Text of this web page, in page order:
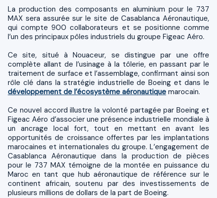
La production des composants en aluminium pour le 737
MAX sera assurée sur le site de Casablanca Aéronautique,
qui compte 900 collaborateurs et se positionne comme
l’un des principaux pôles industriels du groupe Figeac Aéro.
Ce site, situé à Nouaceur, se distingue par une offre
complète allant de l’usinage à la tôlerie, en passant par le
traitement de surface et l’assemblage, confirmant ainsi son
rôle clé dans la stratégie industrielle de Boeing et dans le
développement de l’écosystème aéronautique marocain.
Ce nouvel accord illustre la volonté partagée par Boeing et
Figeac Aéro d’associer une présence industrielle mondiale à
un ancrage local fort, tout en mettant en avant les
opportunités de croissance offertes par les implantations
marocaines et internationales du groupe. L’engagement de
Casablanca Aéronautique dans la production de pièces
pour le 737 MAX témoigne de la montée en puissance du
Maroc en tant que hub aéronautique de référence sur le
continent africain, soutenu par des investissements de
plusieurs millions de dollars de la part de Boeing.